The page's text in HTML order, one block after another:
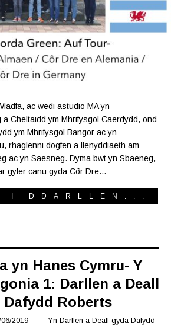
ac wedi astudio MA yn
Cheltaidd ym Mhrifysgol Caerdydd, ond
ym Mhrifysgol Bangor ac yn
rhaglenni dogfen a llenyddiaeth am
ac yn Saesneg. Dyma bwt yn Sbaeneg,
gyfer canu gyda Côr Dre…
I DDARLLEN...
yn Hanes Cymru- Y
1: Darllen a Deall
Dafydd Roberts
201901/08/2019
Yn Darllen a Deall gyda Dafydd